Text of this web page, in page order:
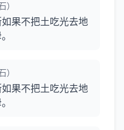
）
果不把土吃光去地
）
果不把土吃光去地